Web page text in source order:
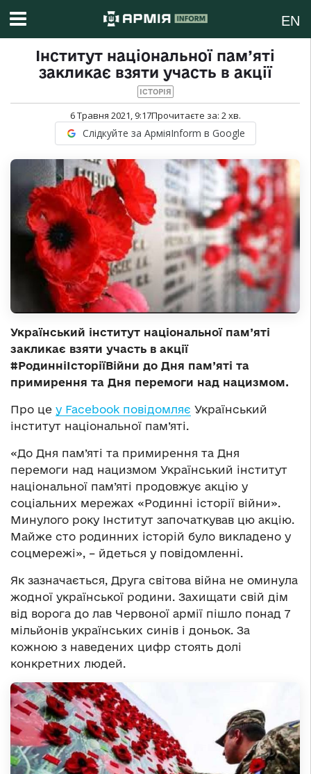
EN
Інститут національної пам’яті
закликає взяти участь в акції
ІСТОРІЯ
6 Травня 2021, 9:17Прочитаєте за: 2хв.
Слідкуйте за АрміяInform в Google
Український інститут національної пам’яті
закликає взяти участь в акції
#РодинніІсторіїВійни до Дня пам’яті та
примирення та Дня перемоги над нацизмом.
Про це у Facebook повідомляє Український
інститут національної пам’яті.
«До Дня пам’яті та примирення та Дня
перемоги над нацизмом Український інститут
національної пам’яті продовжує акцію у
соціальних мережах «Родинні історії війни».
Минулого року Інститут започаткував цю акцію.
Майже сто родинних історій було викладено у
соцмережі», – йдеться у повідомленні.
Як зазначається, Друга світова війна не оминула
жодної української родини. Захищати свій дім
від ворога до лав Червоної армії пішло понад 7
мільйонів українських синів і доньок. За
кожною з наведених цифр стоять долі
конкретних людей.